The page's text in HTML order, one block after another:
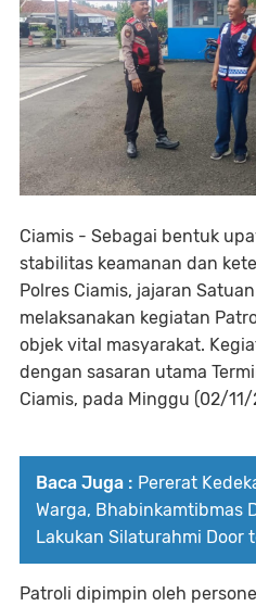
Ciamis - Sebagai bentuk
stabilitas keamanan dan
Polres Ciamis, jajaran
melaksanakan kegiatan
objek vital masyarakat.
dengan sasaran utama
Ciamis, pada Minggu (02/11/
Baca Juga : Pererat
Warga, Bhabinkamtibmas
Lakukan Silaturahmi Door
Patroli dipimpin oleh